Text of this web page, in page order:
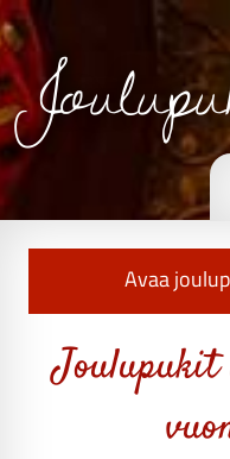
Avaa
Joulupukit